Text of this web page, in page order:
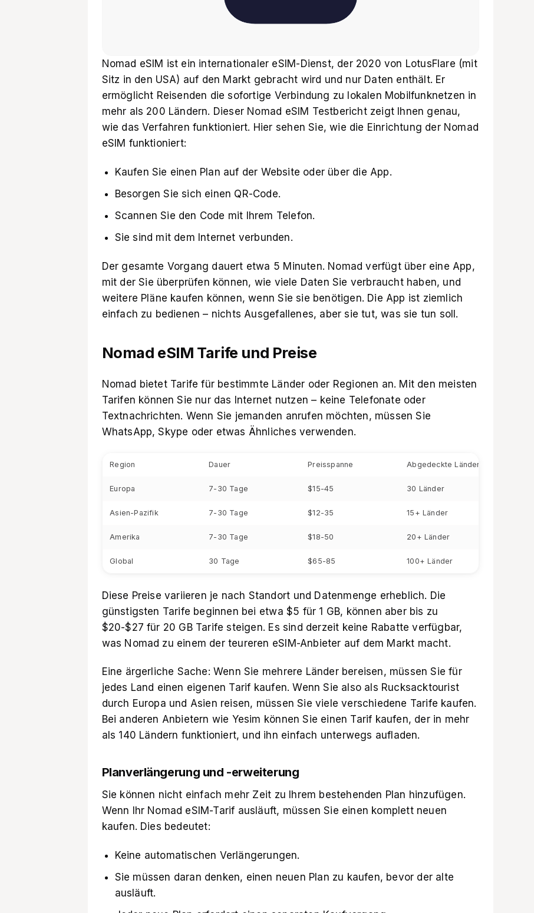
Nomad eSIM ist ein internationaler eSIM-Dienst, der 2020 von LotusFlare (mit
Sitz in den USA) auf den Markt gebracht wird und nur Daten enthält. Er
ermöglicht Reisenden die sofortige Verbindung zu lokalen Mobilfunknetzen in
mehr als 200 Ländern. Dieser Nomad eSIM Testbericht zeigt Ihnen genau,
wie das Verfahren funktioniert. Hier sehen Sie, wie die Einrichtung der Nomad
eSIM funktioniert:
Kaufen Sie einen Plan auf der Website oder über die App.
Besorgen Sie sich einen QR-Code.
Scannen Sie den Code mit Ihrem Telefon.
Sie sind mit dem Internet verbunden.
Der gesamte Vorgang dauert etwa 5 Minuten. Nomad verfügt über eine App,
mit der Sie überprüfen können, wie viele Daten Sie verbraucht haben, und
weitere Pläne kaufen können, wenn Sie sie benötigen. Die App ist ziemlich
einfach zu bedienen – nichts Ausgefallenes, aber sie tut, was sie tun soll.
Nomad eSIM Tarife und Preise
Nomad bietet Tarife für bestimmte Länder oder Regionen an. Mit den meisten
Tarifen können Sie nur das Internet nutzen – keine Telefonate oder
Textnachrichten. Wenn Sie jemanden anrufen möchten, müssen Sie
WhatsApp, Skype oder etwas Ähnliches verwenden.
Region Dauer Preisspanne Abgedeckte Länder
Europa 7-30 Tage $15-45 30 Länder
Asien-Pazifik 7-30 Tage $12-35 15+ Länder
Amerika 7-30 Tage $18-50 20+ Länder
Global 30 Tage $65-85 100+ Länder
Diese Preise variieren je nach Standort und Datenmenge erheblich. Die
günstigsten Tarife beginnen bei etwa $5 für 1 GB, können aber bis zu
$20-$27 für 20 GB Tarife steigen. Es sind derzeit keine Rabatte verfügbar,
was Nomad zu einem der teureren eSIM-Anbieter auf dem Markt macht.
Eine ärgerliche Sache: Wenn Sie mehrere Länder bereisen, müssen Sie für
jedes Land einen eigenen Tarif kaufen. Wenn Sie also als Rucksacktourist
durch Europa und Asien reisen, müssen Sie viele verschiedene Tarife kaufen.
Bei anderen Anbietern wie Yesim können Sie einen Tarif kaufen, der in mehr
als 140 Ländern funktioniert, und ihn einfach unterwegs aufladen.
Planverlängerung und -erweiterung
Sie können nicht einfach mehr Zeit zu Ihrem bestehenden Plan hinzufügen.
Wenn Ihr Nomad eSIM-Tarif ausläuft, müssen Sie einen komplett neuen
kaufen. Dies bedeutet:
Keine automatischen Verlängerungen.
Sie müssen daran denken, einen neuen Plan zu kaufen, bevor der alte
ausläuft.